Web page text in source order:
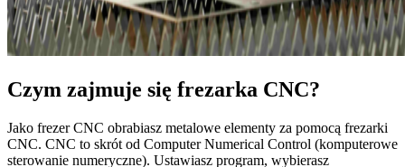
Czym zajmuje się frezarka CNC?
Jako frezer CNC obrabiasz metalowe elementy za pomocą frezarki
CNC. CNC to skrót od Computer Numerical Control (komputerowe
sterowanie numeryczne). Ustawiasz program, wybierasz